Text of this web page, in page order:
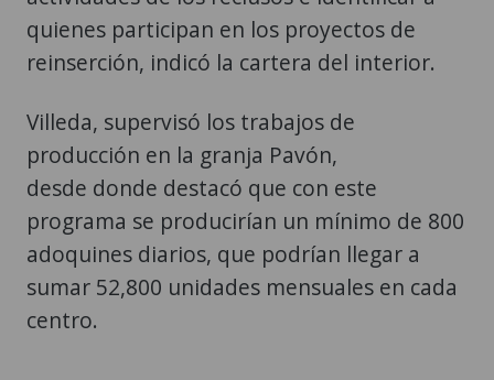
quienes participan en los proyectos de
reinserción, indicó la cartera del interior.
Villeda, supervisó los trabajos de
producción en la granja Pavón,
desde donde destacó que con este
programa se producirían un mínimo de 800
adoquines diarios, que podrían llegar a
sumar 52,800 unidades mensuales en cada
centro.